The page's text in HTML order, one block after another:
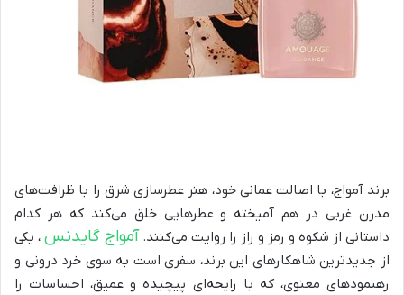
برند آمواج، با اصالت عمانی خود، هنر عطرسازی شرق را با ظرافت‌های
مدرن غربی در هم آمیخته و عطرهایی خلق می‌کند که هر کدام
داستانی از شکوه و رمز و راز را روایت می‌کنند. آمواج گایدنس ، یکی
از جدیدترین شاهکارهای این برند، سفری است به سوی خرد درونی و
رهنمودهای معنوی، که با رایحه‌ای پیچیده و عمیق، احساسات را